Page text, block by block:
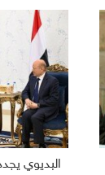
البديوي